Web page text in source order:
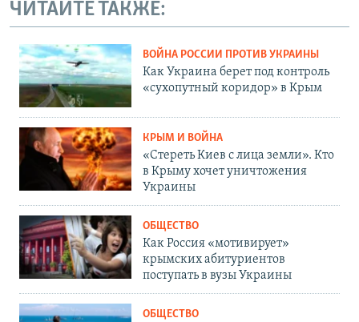
ЧИТАЙТЕ ТАКЖЕ:
ВОЙНА РОССИИ ПРОТИВ УКРАИНЫ
Как Украина берет под контроль
«сухопутный коридор» в Крым
КРЫМ И ВОЙНА
«Стереть Киев с лица земли». Кто
в Крыму хочет уничтожения
Украины
ОБЩЕСТВО
Как Россия «мотивирует»
крымских абитуриентов
поступать в вузы Украины
ОБЩЕСТВО